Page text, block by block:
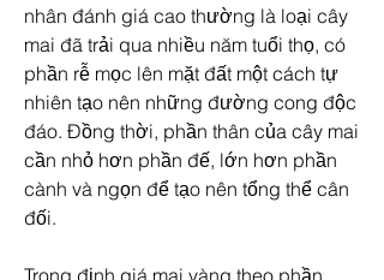
nhân đánh giá cao thường là loại cây
mai đã trải qua nhiều năm tuổi thọ, có
phần rễ mọc lên mặt đất một cách tự
nhiên tạo nên những đường cong độc
đáo. Đồng thời, phần thân của cây mai
cần nhỏ hơn phần đế, lớn hơn phần
cành và ngọn để tạo nên tổng thể cân
đối.
Trong định giá mai vàng theo phần